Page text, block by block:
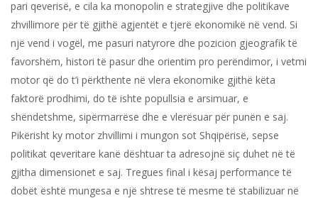
pari qeverisë, e cila ka monopolin e strategjive dhe politikave
zhvillimore për të gjithë agjentët e tjerë ekonomikë në vend. Si
një vend i vogël, me pasuri natyrore dhe pozicion gjeografik të
favorshëm, histori të pasur dhe orientim pro perëndimor, i vetmi
motor që do t’i përkthente në vlera ekonomike gjithë këta
faktorë prodhimi, do të ishte popullsia e arsimuar, e
shëndetshme, sipërmarrëse dhe e vlerësuar për punën e saj.
Pikërisht ky motor zhvillimi i mungon sot Shqipërisë, sepse
politikat qeveritare kanë dështuar ta adresojnë siç duhet në të
gjitha dimensionet e saj. Tregues final i kësaj performance të
dobët është mungesa e një shtrese të mesme të stabilizuar në